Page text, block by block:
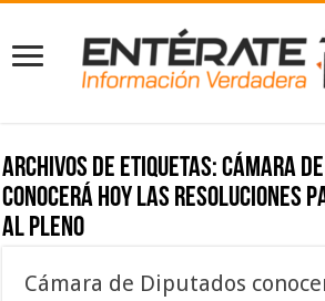
Archivos de etiquetas:Cámara
conocerá hoy las resoluciones
al Pleno
Cámara de Diputados